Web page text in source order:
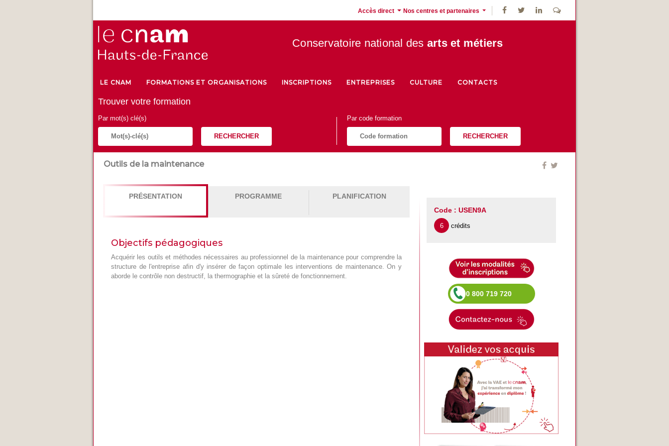
Accès direct Nos centres et partenaires
Conservatoire national des arts et métiers
LE CNAM FORMATIONS ET ORGANISATIONS INSCRIPTIONS ENTREPRISES CULTURE CONTACTS
Trouver votre formation
Par mot(s) clé(s)
RECHERCHER
Par code formation
RECHERCHER
Outils de la maintenance
PRÉSENTATION PROGRAMME PLANIFICATION
Objectifs pédagogiques
Acquérir les outils et méthodes nécessaires au professionnel de la maintenance pour comprendre la
structure de l'entreprise afin d'y insérer de façon optimale les interventions de maintenance. On y
aborde le contrôle non destructif, la thermographie et la sûreté de fonctionnement.
Code : USEN9A
6 crédits
0 800 719 720